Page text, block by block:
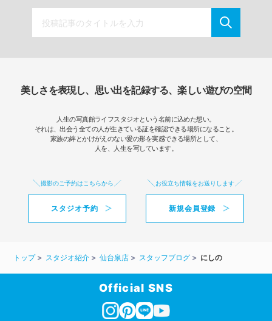
美しさを表現し、思い出を記録する、楽しい遊びの空間
人生の写真館ライフスタジオという名前に込めた想い。
それは、出会う全ての人が生きている証を確認できる場所になること。
家族の絆とかけがえのない愛の形を実感できる場所として、
人を、人生を写しています。
撮影のご予約はこちらから
スタジオ予約
お役立ち情報をお送りします
新規会員登録
トップ スタジオ紹介 仙台泉店 スタッフブログ にしの
Official SNS